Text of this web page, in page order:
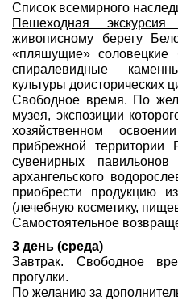
Список всемирного
Пешеходная
живописному берегу
«пляшущие»
спиралевидные
культуры доисторических
Свободное время. По
музея, экспозиции
хозяйственном
прибрежной территории
сувенирных
архангельского
приобрести продукцию
(лечебную косметику,
Самостоятельное
3 день (среда)
Завтрак. Свободное
прогулки.
По желанию за